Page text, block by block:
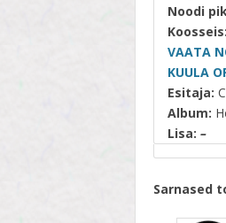
Noodi
Koosseis:
VAATA
KUULA
Esitaja:
Album:
Lisa: –
Sarnased